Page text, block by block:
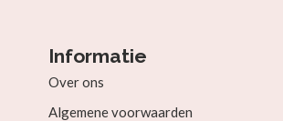
Informatie
Over ons
Algemene voorwaarden